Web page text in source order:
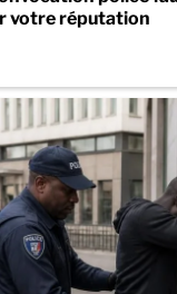
votre réputation